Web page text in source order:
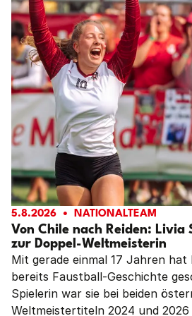
Von Chile nach Reiden: Livia
zur Doppel-Weltmeisterin
5.8.2026 NATIONALTEAM
Mit gerade einmal 17 Jahren
bereits Faustball-Geschichte
Spielerin war sie bei beiden
Weltmeistertiteln 2024 und 2026